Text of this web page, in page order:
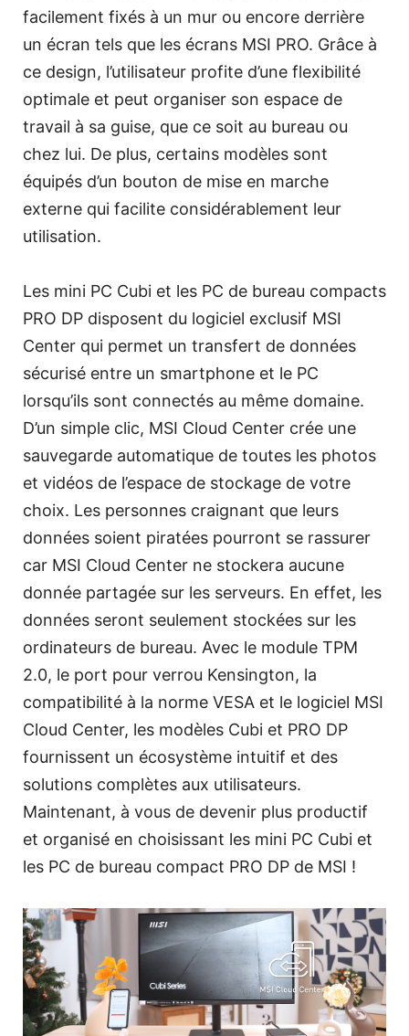
facilement fixés à un mur ou encore derrière
un écran tels que les écrans MSI PRO. Grâce à
ce design, l’utilisateur profite d’une flexibilité
optimale et peut organiser son espace de
travail à sa guise, que ce soit au bureau ou
chez lui. De plus, certains modèles sont
équipés d’un bouton de mise en marche
externe qui facilite considérablement leur
utilisation.
Les mini PC Cubi et les PC de bureau compacts
PRO DP disposent du logiciel exclusif MSI
Center qui permet un transfert de données
sécurisé entre un smartphone et le PC
lorsqu’ils sont connectés au même domaine.
D’un simple clic, MSI Cloud Center crée une
sauvegarde automatique de toutes les photos
et vidéos de l’espace de stockage de votre
choix. Les personnes craignant que leurs
données soient piratées pourront se rassurer
car MSI Cloud Center ne stockera aucune
donnée partagée sur les serveurs. En effet, les
données seront seulement stockées sur les
ordinateurs de bureau. Avec le module TPM
2.0, le port pour verrou Kensington, la
compatibilité à la norme VESA et le logiciel MSI
Cloud Center, les modèles Cubi et PRO DP
fournissent un écosystème intuitif et des
solutions complètes aux utilisateurs.
Maintenant, à vous de devenir plus productif
et organisé en choisissant les mini PC Cubi et
les PC de bureau compact PRO DP de MSI !